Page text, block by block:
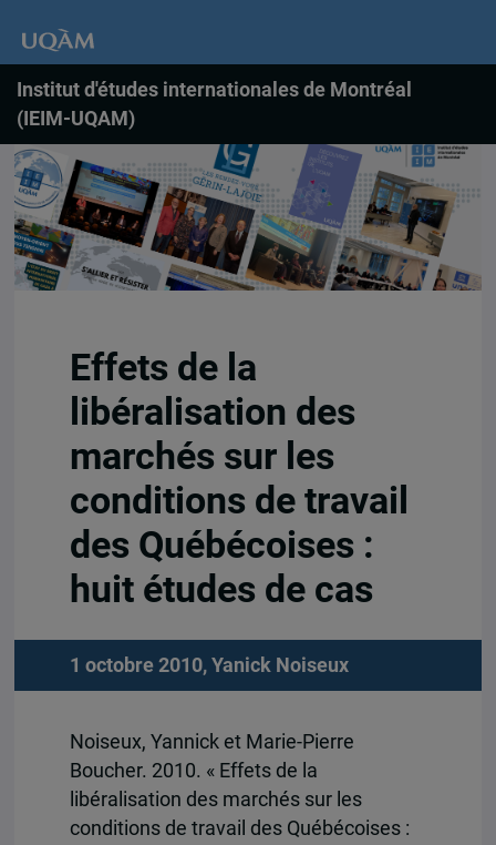
Institut d'études internationales de Montréal
(IEIM-UQAM)
Effets de la
libéralisation des
marchés sur les
conditions de travail
des Québécoises :
huit études de cas
1 octobre 2010, Yanick Noiseux
Noiseux, Yannick et Marie-Pierre
Boucher. 2010. « Effets de la
libéralisation des marchés sur les
conditions de travail des Québécoises :